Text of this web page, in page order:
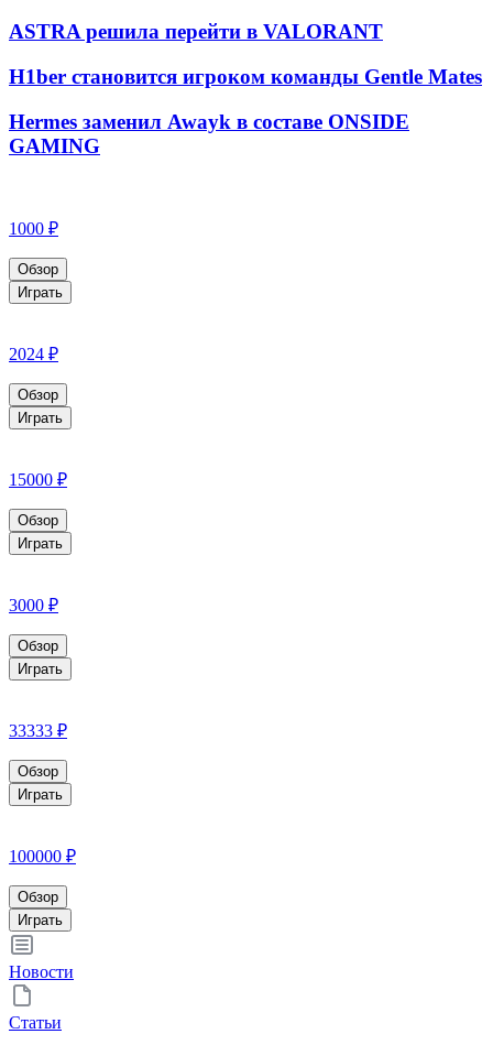
ASTRA решила перейти в VALORANT
H1ber становится игроком команды Gentle Mates
Hermes заменил Awayk в составе ONSIDE
GAMING
1000 ₽
Обзор
Играть
2024 ₽
Обзор
Играть
15000 ₽
Обзор
Играть
3000 ₽
Обзор
Играть
33333 ₽
Обзор
Играть
100000 ₽
Обзор
Играть
Новости
Статьи